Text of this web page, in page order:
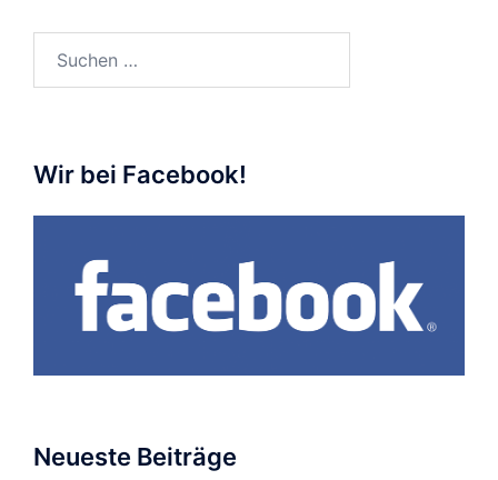
Wir bei Facebook!
Neueste Beiträge